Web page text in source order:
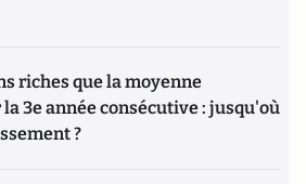
riches que la moyenne
3e année consécutive : jusqu'où
?